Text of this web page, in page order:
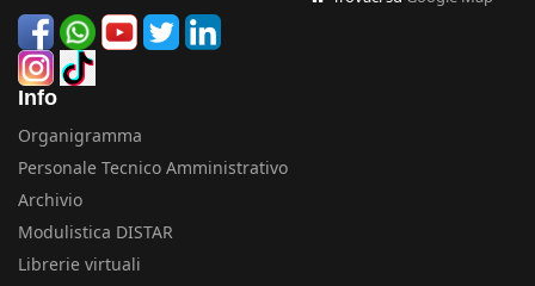
Info
Organigramma
Personale Tecnico Amministrativo
Archivio
Modulistica DISTAR
Librerie virtuali